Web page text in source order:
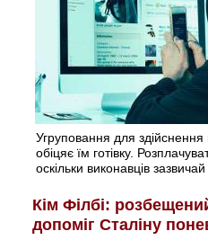
Угруповання для здійснення
обіцяє їм готівку.
оскільки виконавців
Кім Філбі:
допоміг Сталіну